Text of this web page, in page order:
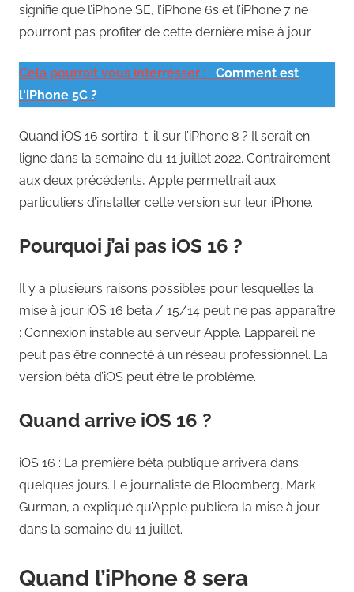
signifie que l’iPhone SE, l’iPhone 6s et l’iPhone 7 ne
pourront pas profiter de cette dernière mise à jour.
Cela pourrait vous interrésser :
Comment est
l'iPhone 5C ?
Quand iOS 16 sortira-t-il sur l’iPhone 8 ? Il serait en
ligne dans la semaine du 11 juillet 2022. Contrairement
aux deux précédents, Apple permettrait aux
particuliers d’installer cette version sur leur iPhone.
Pourquoi j’ai pas iOS 16 ?
Il y a plusieurs raisons possibles pour lesquelles la
mise à jour iOS 16 beta / 15/14 peut ne pas apparaître
: Connexion instable au serveur Apple. L’appareil ne
peut pas être connecté à un réseau professionnel. La
version bêta d’iOS peut être le problème.
Quand arrive iOS 16 ?
iOS 16 : La première bêta publique arrivera dans
quelques jours. Le journaliste de Bloomberg, Mark
Gurman, a expliqué qu’Apple publiera la mise à jour
dans la semaine du 11 juillet.
Quand l’iPhone 8 sera